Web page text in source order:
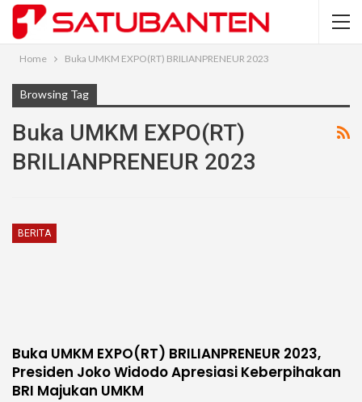
Home Buka UMKM EXPO(RT) BRILIANPRENEUR 2023
Browsing Tag
Buka UMKM EXPO(RT)
BRILIANPRENEUR 2023
BERITA
Buka UMKM EXPO(RT) BRILIANPRENEUR 2023,
Presiden Joko Widodo Apresiasi Keberpihakan
BRI Majukan UMKM